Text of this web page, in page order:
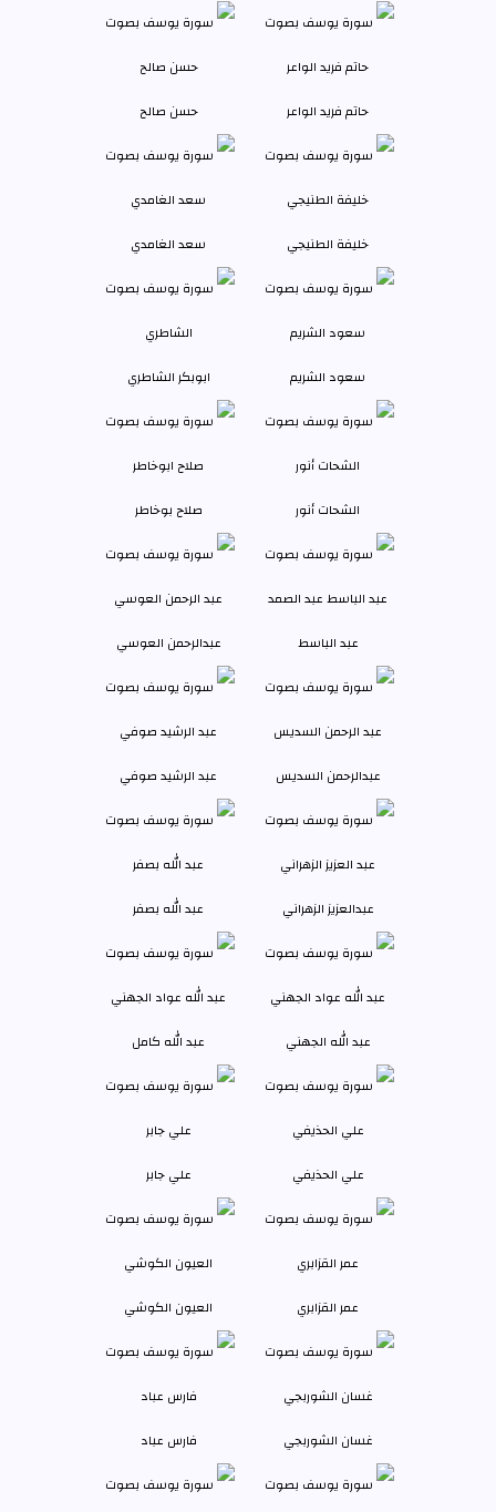
حاتم فريد الواعر حسن صالح
خليفة الطنيجي سعد الغامدي
سعود الشريم ابوبكر الشاطري
الشحات أنور صلاح بوخاطر
عبد الباسط عبدالرحمن العوسي
عبدالرحمن السديس عبد الرشيد صوفي
عبدالعزيز الزهراني عبد الله بصفر
عبد الله الجهني عبد الله كامل
علي الحذيفي علي جابر
عمر القزابري العيون الكوشي
غسان الشوربجي فارس عباد